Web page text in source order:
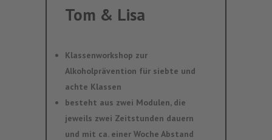
Tom & Lisa
Klassenworkshop zur
Alkoholprävention für siebte und
achte Klassen
besteht aus zwei Modulen, die
jeweils zwei Zeitstunden dauern
und mit ca. einer Woche Abstand